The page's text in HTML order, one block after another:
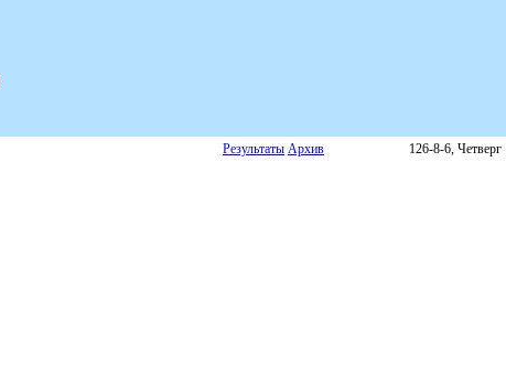
Результаты Архив 126-8-6, Четверг